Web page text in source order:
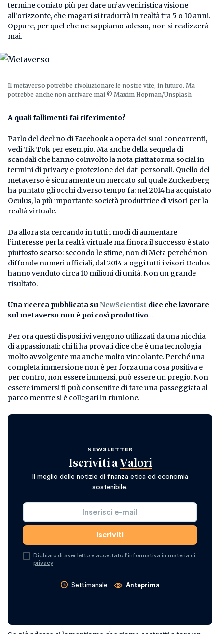
termine coniato più per dare un’avveniristica visione
all’orizzonte, che magari si tradurrà in realtà tra 5 o 10 anni.
Oppure, per quel che ne sappiamo adesso, non si realizzerà
mai.
Il metaverso potrebbe rivoluzionare le nostre vite, in futuro. Ma
potrebbe anche non arrivare mai © Maxim Hopman/Unsplash
A quali fallimenti fai riferimento?
Parlo del declino di Facebook a opera dei suoi concorrenti,
vedi Tik Tok per esempio. Ma anche della sequela di
scandali che hanno coinvolto la nota piattaforma social in
termini di privacy e protezione dei dati personali. Quello del
metaverso è sicuramente un mercato sul quale Zuckerberg
ha puntato gli occhi diverso tempo fa: nel 2014 ha acquistato
Oculus, la più importante società produttrice di visori per la
realtà virtuale.
Da allora sta cercando in tutti i modi di aumentare
l’interesse per la realtà virtuale ma finora il successo è stato
piuttosto scarso: secondo le stime, non di Meta perché non
diffonde numeri ufficiali, dal 2014 a oggi tutti i visori Oculus
hanno venduto circa 10 milioni di unità. Non un grande
risultato.
Una ricerca pubblicata suNewScientist dice che lavorare
sul metaverso non è poi così produttivo…
Per ora questi dispositivi vengono utilizzati da una nicchia
di appassionati: chi li ha provati dice che è una tecnologia
molto avvolgente ma anche molto vincolante. Perché una
completa immersione non è per forza una cosa positiva e
per contro, non essere immersi, può essere un pregio. Non
essere immersi ti può consentire di fare una passeggiata al
parco mentre si è collegati in riunione.
NEWSLETTER
Iscriviti a Valori
Il meglio delle notizie di finanza etica ed economia
sostenibile.
Dichiaro di aver letto e accettato l’informativa in materia di
privacy
Settimanale Anteprima